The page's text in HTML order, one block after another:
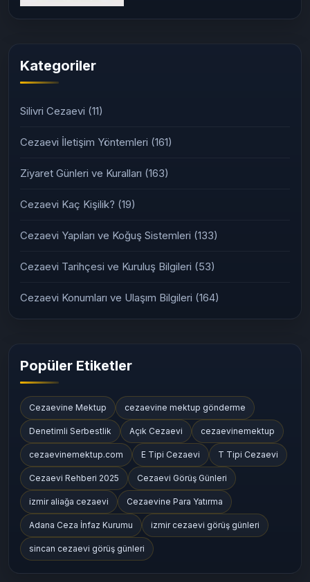
Kategoriler
Silivri Cezaevi (11)
Cezaevi İletişim Yöntemleri (161)
Ziyaret Günleri ve Kuralları (163)
Cezaevi Kaç Kişilik? (19)
Cezaevi Yapıları ve Koğuş Sistemleri (133)
Cezaevi Tarihçesi ve Kuruluş Bilgileri (53)
Cezaevi Konumları ve Ulaşım Bilgileri (164)
Popüler Etiketler
Cezaevine Mektup cezaevine mektup gönderme
Denetimli Serbestlik Açık Cezaevi cezaevinemektup
cezaevinemektup.com E Tipi Cezaevi T Tipi Cezaevi
Cezaevi Rehberi 2025 Cezaevi Görüş Günleri
izmir aliağa cezaevi Cezaevine Para Yatırma
Adana Ceza İnfaz Kurumu izmir cezaevi görüş günleri
sincan cezaevi görüş günleri